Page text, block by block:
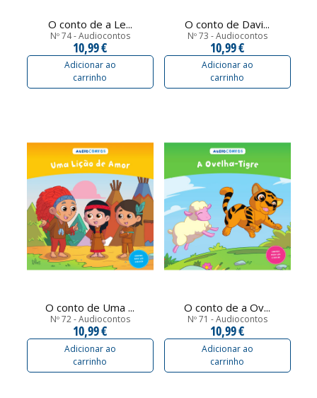
O conto de a Le...
Nº 74 - Audiocontos
10,99 €
Adicionar ao
carrinho
O conto de Davi...
Nº 73 - Audiocontos
10,99 €
Adicionar ao
carrinho
O conto de Uma ...
Nº 72 - Audiocontos
10,99 €
Adicionar ao
carrinho
O conto de a Ov...
Nº 71 - Audiocontos
10,99 €
Adicionar ao
carrinho